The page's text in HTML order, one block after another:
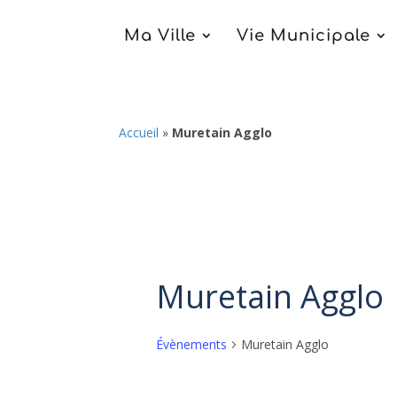
Ma Ville Vie Municipale
Accueil » Muretain Agglo
Muretain Agglo
Évènements Muretain Agglo